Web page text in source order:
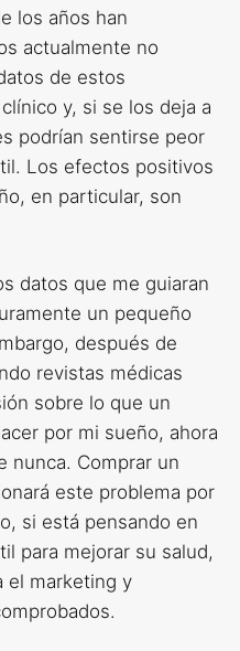
los años han
actualmente no
de estos
y, si se los deja a
podrían sentirse peor
Los efectos positivos
en particular, son
datos que me guiaran
un pequeño
después de
revistas médicas
sobre lo que un
por mi sueño, ahora
nunca. Comprar un
este problema por
si está pensando en
para mejorar su salud,
el marketing y